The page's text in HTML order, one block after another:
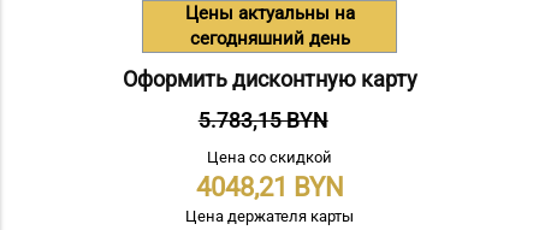
Цены актуальны на
сегодняшний день
Оформить дисконтную карту
5.783,15 BYN
Цена со скидкой
4048,21
Цена держателя карты